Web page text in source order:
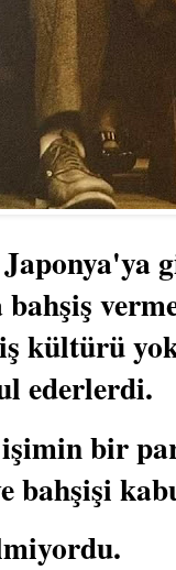
bahşiş
kültürü
ederlerdi.
bir
bahşişi